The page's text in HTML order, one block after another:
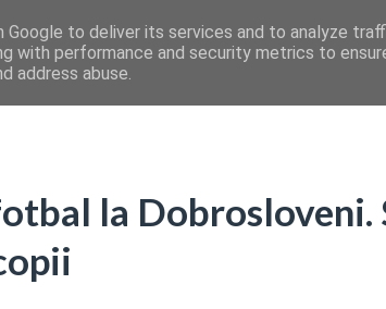
la Dobrosloveni.
to deliver its services and to analyze
with performance and security metrics to
address abuse.